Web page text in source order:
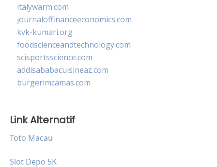
italywarm.com
journaloffinanceeconomics.com
kvk-kumari.org
foodscienceandtechnology.com
scisportsscience.com
addisababacuisineaz.com
burgerimcamas.com
Link Alternatif
Toto Macau
Slot Depo 5K